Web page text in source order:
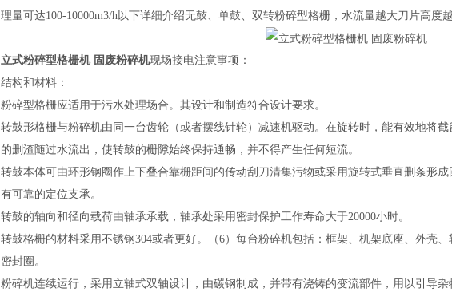
理量可达100-10000m3/h以下详细介绍无鼓、单鼓、双转粉碎型格栅，水流量越大刀片高度越
立式粉碎型格栅机 固废粉碎机现场接电注意事项：
结构和材料 ：
粉碎型格栅应适用于污水处理场合。其设计和制造符合设计要求。
转鼓形格栅与粉碎机由同一台齿轮（或者摆线针轮）减速机驱动。在旋转时，能有效地将
的删渣随过水流出，使转鼓的栅隙始终保持通畅，并不得产生任何短流。
转鼓本体可由环形钢圈作上下叠合靠栅距间的传动刮刀清集污物或采用旋转式垂直删条形
有可靠的定位支承。
转鼓的轴向和径向载荷由轴承承载，轴承处采用密封保护工作寿命大于20000小时。
转鼓格栅的材料采用不锈钢304或者更好。（6）每台粉碎机包括：框架、机架底座、外壳
密封圈。
粉碎机连续运行，采用立轴式双轴设计，由碳钢制成，并带有浇铸的变流部件，用以引导